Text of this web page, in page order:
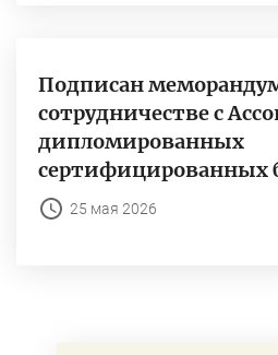
Подписан
сотрудничестве с
дипломированных
сертифицированных
25 мая 2026